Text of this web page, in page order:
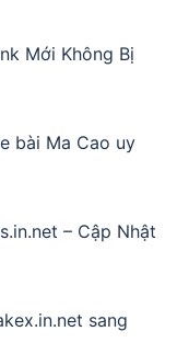
Mới Không Bị
bài Ma Cao uy
– Cập Nhật
sang